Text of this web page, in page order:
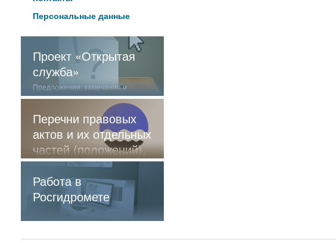
Персональные данные
Проект «Открытая
служба»
Предложения, замечания и
отзывы о нашей работе
Перечни правовых
актов и их отдельных
частей (положений),
содержащие
обязательные
требования
Работа в
Росгидромете